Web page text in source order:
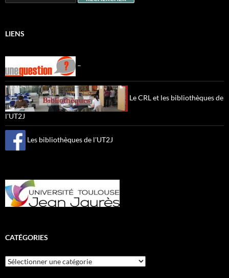
LIENS
–
Le CRL et les bibliothèques de
l'UT2J
Les bibliothèques de l'UT2J
CATÉGORIES
Catégories